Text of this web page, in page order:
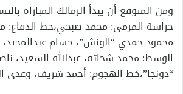
ومن المتوقع أن يبدأ الزمالك المباراة
حراسة المرمى: محمد صبحي،خط الدفاع:
محمود حمدي “الونش”، حسام عبدالمجيد،
الوسط: محمد شحاتة، عبدالله السعيد،
“دونجا”،خط الهجوم: أحمد شريف، وعدي